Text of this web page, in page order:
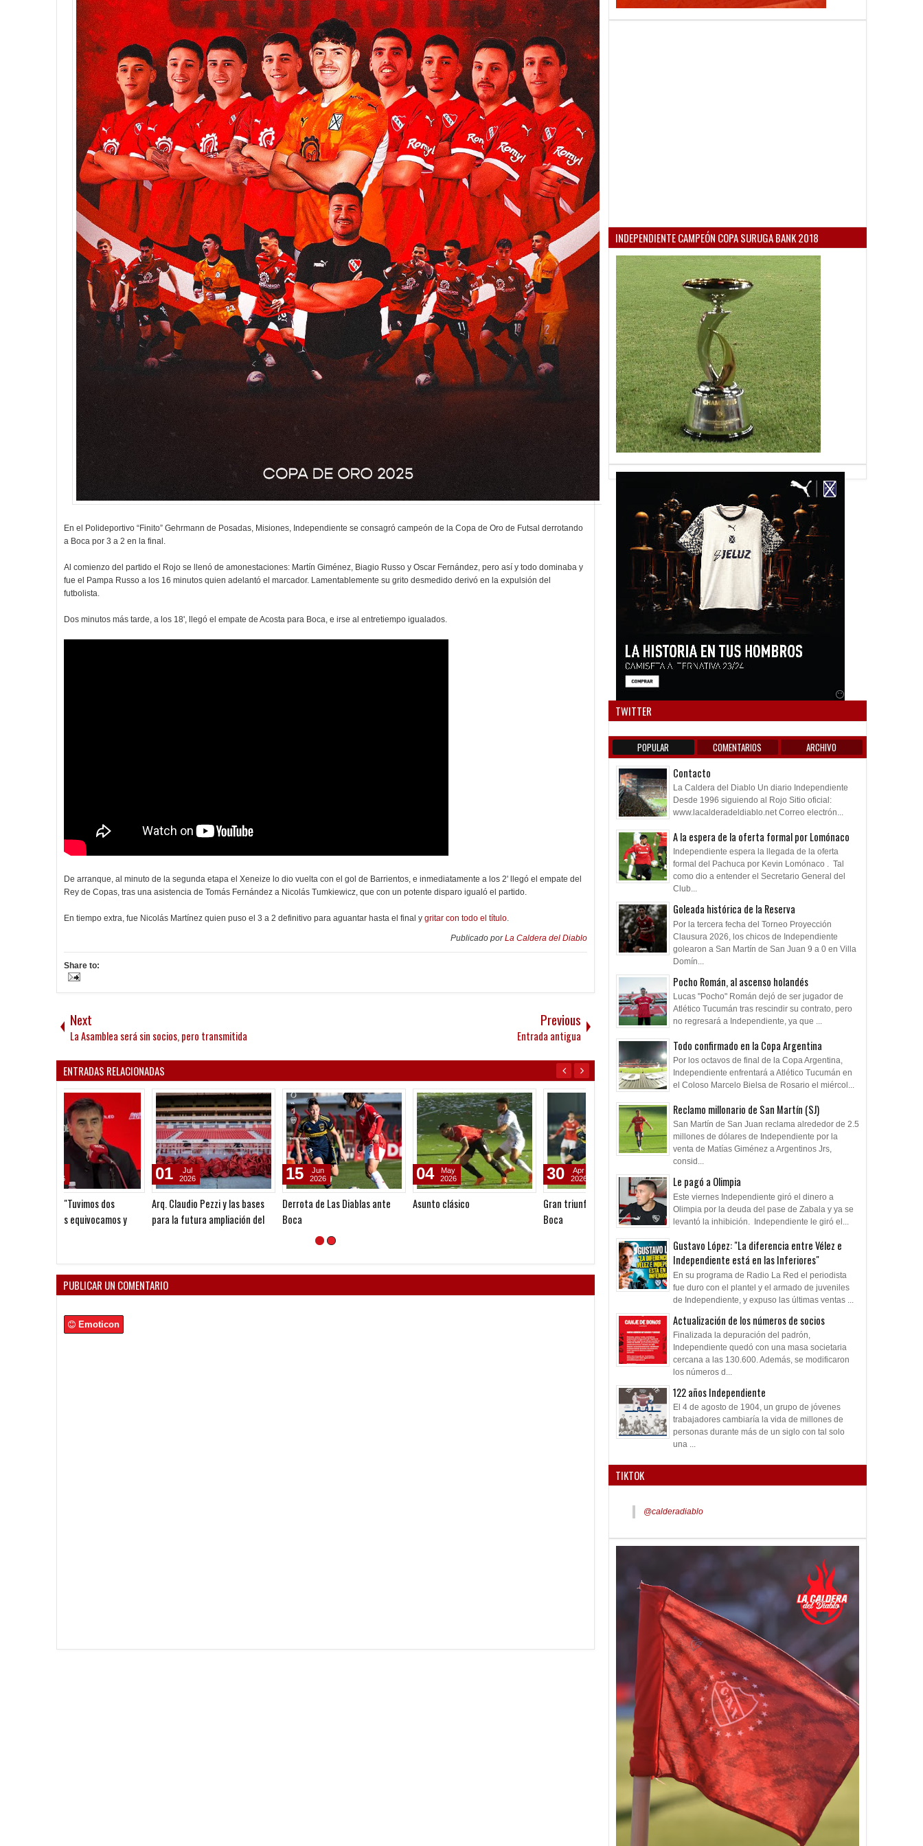
En el Polideportivo “Finito” Gehrmann de Posadas, Misiones, Independiente se consagró campeón de la Copa de Oro de Futsal derrotando
a Boca por 3 a 2 en la final.
Al comienzo del partido el Rojo se llenó de amonestaciones: Martín Giménez, Biagio Russo y Oscar Fernández, pero así y todo dominaba y
fue el Pampa Russo a los 16 minutos quien adelantó el marcador. Lamentablemente su grito desmedido derivó en la expulsión del
futbolista.
Dos minutos más tarde, a los 18', llegó el empate de Acosta para Boca, e irse al entretiempo igualados.
De arranque, al minuto de la segunda etapa el Xeneize lo dio vuelta con el gol de Barrientos, e inmediatamente a los 2' llegó el empate del
Rey de Copas, tras una asistencia de Tomás Fernández a Nicolás Tumkiewicz, que con un potente disparo igualó el partido.
En tiempo extra, fue Nicolás Martínez quien puso el 3 a 2 definitivo para aguantar hasta el final y gritar con todo el título
Publicado porLa Caldera del Diablo
Share to:
Next
La Asamblea será sin socios, pero transmitida
Previous
Entrada antigua
ENTRADAS RELACIONADAS
Arq. Claudio Pezzi y las bases
para la futura ampliación del
01
Derrota de Las Diablas ante
Boca
15
Jun
2026
Asunto clásico
04
May
2026
Gran triunfo de la Reserva ante
30
Apr
2026
El futsal se quedo con el
Clásico ante Boca
2026
Dolor por Jorge Messi
08
PUBLICAR UN COMENTARIO
Emoticon
INDEPENDIENTE CAMPEÓN COPA SURUGA BANK 2018
TWITTER
POPULAR COMENTARIOS ARCHIVO
Contacto
La Caldera del Diablo Un diario Independiente
Desde 1996 siguiendo al Rojo Sitio oficial:
www.lacalderadeldiablo.net Correo electrón...
A la espera de la oferta formal por Lomónaco
Independiente espera la llegada de la oferta
formal del Pachuca por Kevin Lomónaco . Tal
como dio a entender el Secretario General del
Club...
Goleada histórica de la Reserva
Por la tercera fecha del Torneo Proyección
Clausura 2026, los chicos de Independiente
golearon a San Martín de San Juan 9 a 0 en Villa
Domín...
Pocho Román, al ascenso holandés
Lucas "Pocho" Román dejó de ser jugador de
Atlético Tucumán tras rescindir su contrato, pero
no regresará a Independiente, ya que ...
Todo confirmado en la Copa Argentina
Por los octavos de final de la Copa Argentina,
Independiente enfrentará a Atlético Tucumán en
el Coloso Marcelo Bielsa de Rosario el miércol...
Reclamo millonario de San Martín (SJ)
San Martín de San Juan reclama alrededor de 2.5
millones de dólares de Independiente por la
venta de Matías Giménez a Argentinos Jrs,
consid...
Le pagó a Olimpia
Este viernes Independiente giró el dinero a
Olimpia por la deuda del pase de Zabala y ya se
levantó la inhibición. Independiente le giró el...
Gustavo López: "La diferencia entre Vélez e
Independiente está en las Inferiores"
En su programa de Radio La Red el periodista
fue duro con el plantel y el armado de juveniles
de Independiente, y expuso las últimas ventas ...
Actualización de los números de socios
Finalizada la depuración del padrón,
Independiente quedó con una masa societaria
cercana a las 130.600. Además, se modificaron
los números d...
122 años Independiente
El 4 de agosto de 1904, un grupo de jóvenes
trabajadores cambiaría la vida de millones de
personas durante más de un siglo con tal solo
una ...
TIKTOK
@calderadiablo